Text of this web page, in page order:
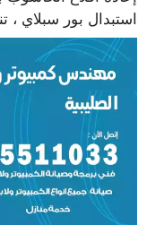
استبدال بور سبلاي ،